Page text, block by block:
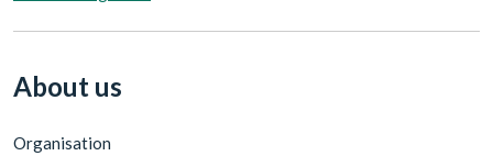
About us
Organisation